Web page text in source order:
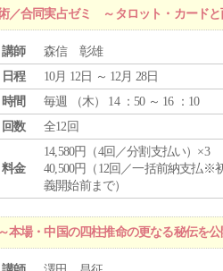
／合同実占ゼミ ～タロット・カード
講師
森信 彰雄
日程
10月 12日 ～ 12月 28日
時間
毎週 （木） 14 ：50 ～ 16 ：10
回数
全12回
料金
14,580円（4回／分割支払い）×3
40,500円（12回／一括前納支払※
義開始前まで）
場・中国の四柱推命の更なる秘伝を